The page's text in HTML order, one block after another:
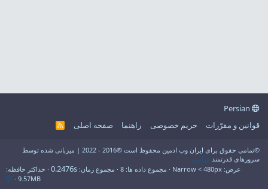
قوانین و مقرّرات
حریم خصوصی راهنما صفحه اصلی
R
©تمامی حقوق برای ایران وب ادمین محفوظ است ®2016 - 2022 | میزبانی شده توسط
سرورهای قدرتمند فراسو
عرض
مجموع داده ها 8 مجموع زمان 0.2476s
حداکثر حافظه
9.57MB